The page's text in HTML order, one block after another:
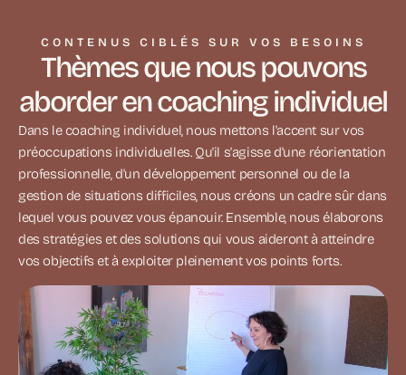
CONTENUS CIBLÉS SUR VOS BESOINS
Thèmes que nous pouvons
aborder en coaching individuel
Dans le coaching individuel, nous mettons l'accent sur vos
préoccupations individuelles. Qu'il s'agisse d'une réorientation
professionnelle, d'un développement personnel ou de la
gestion de situations difficiles, nous créons un cadre sûr dans
lequel vous pouvez vous épanouir. Ensemble, nous élaborons
des stratégies et des solutions qui vous aideront à atteindre
vos objectifs et à exploiter pleinement vos points forts.